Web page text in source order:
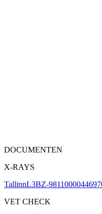
DOCUMENTEN
X-RAYS
TallinnL3BZ-
VET CHECK